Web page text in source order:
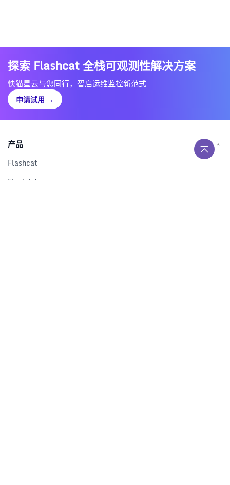
探索 Flashcat 全栈可观测性解决方案
快猫星云与您同行，智启运维监控新范式
申请试用 →
产品
Flashcat
Flashduty